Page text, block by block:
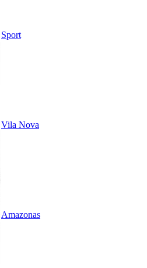
Sport
Vila Nova
Amazonas